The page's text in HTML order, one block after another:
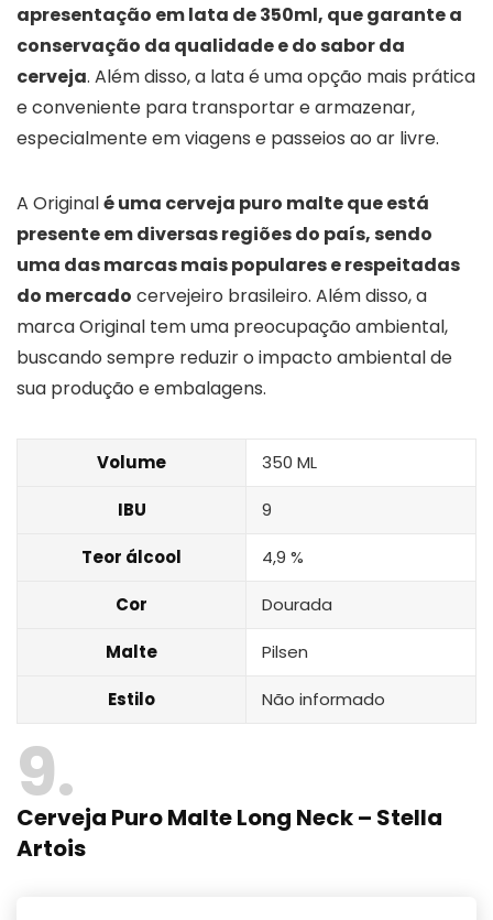
apresentação em lata de 350ml, que garante a
conservação da qualidade e do sabor da
cerveja. Além disso, a lata é uma opção mais prática
e conveniente para transportar e armazenar,
especialmente em viagens e passeios ao ar livre.
A Originalé uma cerveja puro malte que está
presente em diversas regiões do país, sendo
uma das marcas mais populares e respeitadas
do mercado cervejeiro brasileiro. Além disso, a
marca Original tem uma preocupação ambiental,
buscando sempre reduzir o impacto ambiental de
sua produção e embalagens.
Volume 350 ML
IBU 9
Teor álcool 4,9 %
Cor Dourada
Malte Pilsen
Estilo Não informado
9
Cerveja Puro Malte Long Neck – Stella
Artois